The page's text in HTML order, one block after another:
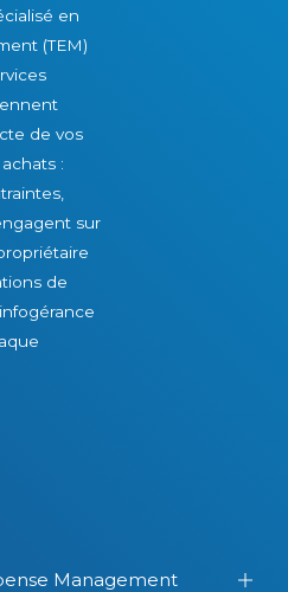
en
(TEM)
de vos
:
sur
de
Management